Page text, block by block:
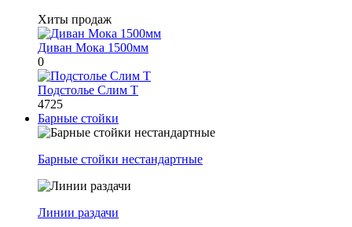
Хиты продаж
Диван Мока 1500мм
0
Подстолье Слим Т
4725
Барные стойки
Барные стойки нестандартные
Линии раздачи